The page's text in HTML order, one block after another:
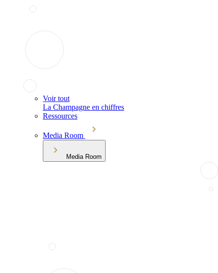
Voir tout
La Champagne en chiffres
Ressources
Media Room
Media Room